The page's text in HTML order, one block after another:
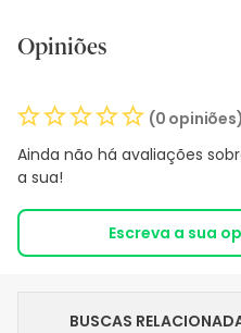
Opiniões
(0 opiniões)
Ainda não há avaliações
a sua!
Escreva a sua
BUSCAS